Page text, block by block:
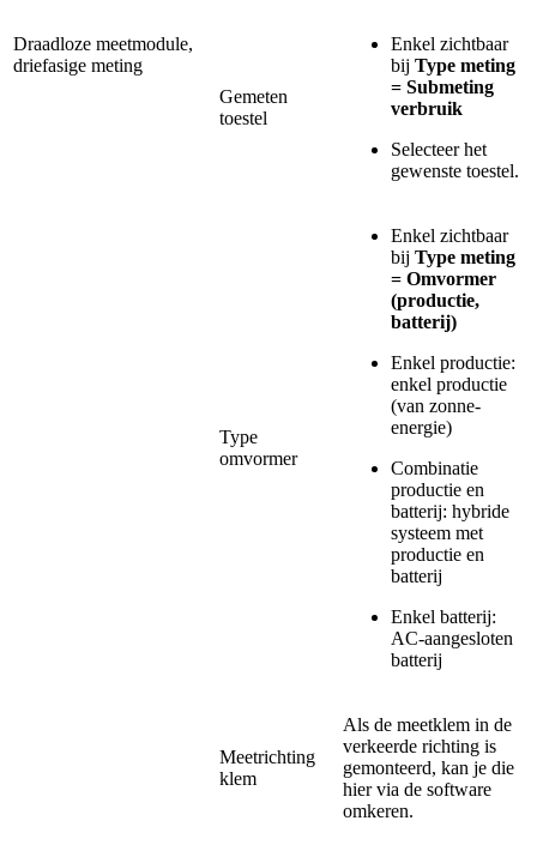
Draadloze meetmodule,
driefasige meting
Gemeten
toestel
Enkel zichtbaar
bij Type meting
= Submeting
verbruik
Selecteer het
gewenste toestel.
Type
omvormer
Enkel zichtbaar
bij Type meting
= Omvormer
(productie,
batterij)
Enkel productie:
enkel productie
(van zonne-
energie)
Combinatie
productie en
batterij: hybride
systeem met
productie en
batterij
Enkel batterij:
AC-aangesloten
batterij
Meetrichting
klem
Als de meetklem in de
verkeerde richting is
gemonteerd, kan je die
hier via de software
omkeren.